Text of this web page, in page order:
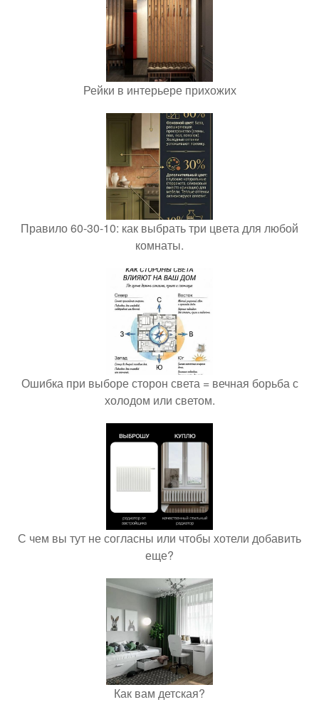
Рейки в интерьере прихожих
Правило 60-30-10: как выбрать три цвета для любой
комнаты.
Ошибка при выборе сторон света = вечная борьба с
холодом или светом.
С чем вы тут не согласны или чтобы хотели добавить
еще?
Как вам детская?